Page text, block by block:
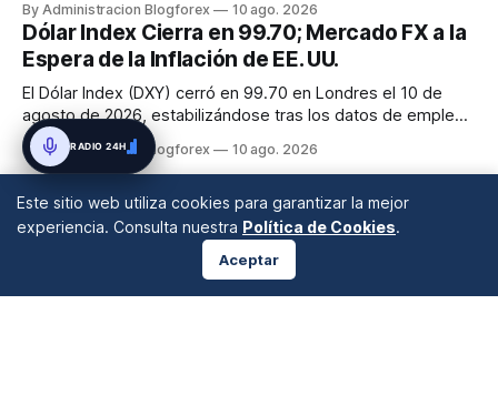
con la curva 2/10 en 45.7 puntos básicos, señalando una
perspectiva de 'tasas más altas por más tiempo'. Alemania
registra ...
By Administracion Blogforex 10 ago. 2026
Dólar Index Cierra en 99.70; Mercado FX a la
Espera de la Inflación de EE. UU.
El Dólar Index (DXY) cerró en 99.70 en Londres el 10 de
agosto de 2026, estabilizándose tras los datos de empleo
de EE. UU. El euro y la libra se mantuvieron estables,
mientras el yen se debilitó. Los mercados esperan el IPC
By Administracion Blogforex 10 ago. 2026
Este sitio web utiliza cookies para garantizar la mejor
experiencia. Consulta nuestra Política de Cookies.
Aceptar
RADIO 24H